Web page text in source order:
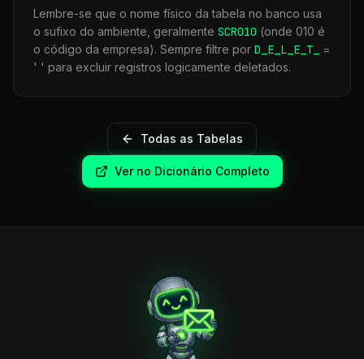
Lembre-se que o nome físico da tabela no banco usa
o sufixo do ambiente, geralmente SCR010 (onde 010 é
o código da empresa). Sempre filtre por D_E_L_E_T_
=
' ' para excluir registros logicamente deletados.
Todas as Tabelas
Ver no Dicionário Completo